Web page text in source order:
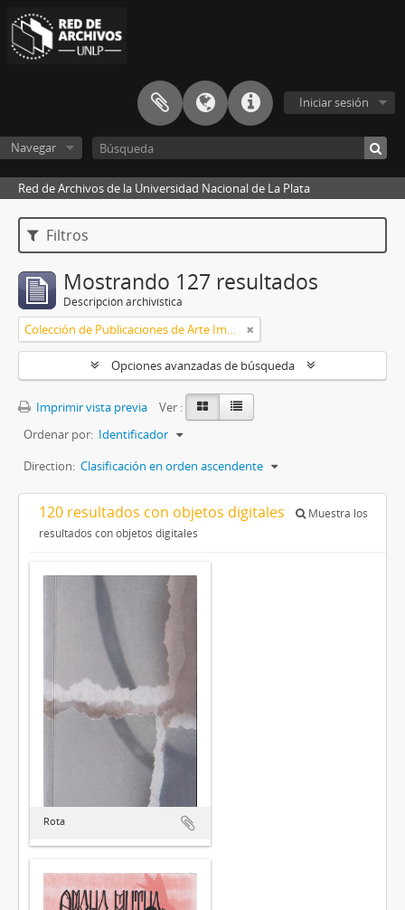
Iniciar sesión
Navegar
Red de Archivos de la Universidad Nacional de La Plata
Filtros
Mostrando 127 resultados
Descripción archivística
Colección de Publicaciones de Arte Impreso
Opciones avanzadas de búsqueda
Imprimir vista previa
Ver :
Ordenar por: Identificador
Direction: Clasificación en orden ascendente
120 resultados con objetos digitales
Muestra los
resultados con objetos digitales
Rota